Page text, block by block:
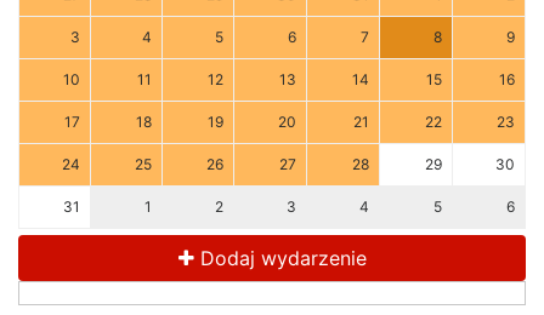
3 4 5 6 7 8 9
10 11 12 13 14 15 16
17 18 19 20 21 22 23
24 25 26 27 28 29 30
31 1 2 3 4 5 6
Dodaj wydarzenie